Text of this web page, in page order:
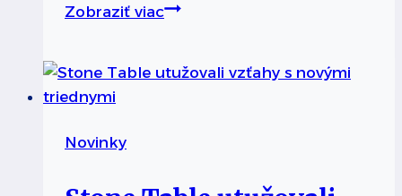
Zobraziť viacOcenenie
Novinky